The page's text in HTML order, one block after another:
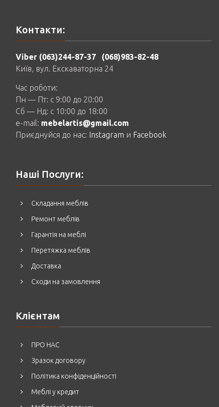
Контакти:
Viber (063)244-87-37
(068)983-82-48
Київ, вул. Екскаваторна 24
Час роботи:
Пн — Пт: c 9:00 до 20:00
Сб — Нд: c 10:00 до 18:00
e-mail: mebelartis@gmail.com
Приєднуйся до нас: Instagram и Facebook
Наші Послуги:
Складання меблів
Ремонт меблів
Гарантія на меблі
Перетяжка меблів
Доставка
Сходи на замовлення
Клієнтам
ПРО НАС
Зразок договору
Політика конфіденційності
Меблі у кредит